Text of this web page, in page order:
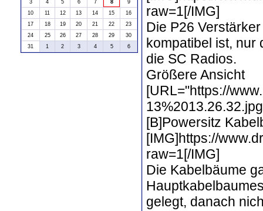
raw=1[/IMG]
Die P26
kompatibel ist, nur
die SC Radios.
Größere Ansicht
[URL="https://
[B]Powersitz
[IMG]https://
raw=1[/IMG]
Die Kabelbäume
gelegt, danach
3
4 5 6 7 8
9
10
11 12 13 14 15
16
17
18 19 20 21 22
23
24
25 26 27 28 29
30
31
1 2 3 4 5 6